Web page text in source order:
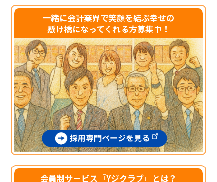
一緒に会計業界で笑顔を結ぶ幸せの
懸け橋になってくれる方募集中！
会員制サービス『Yジクラブ』とは？